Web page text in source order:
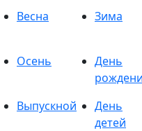
Весна Зима
Осень
День
Выпускной
День
детей